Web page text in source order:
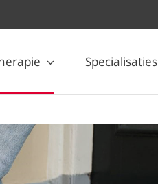
Specialisaties